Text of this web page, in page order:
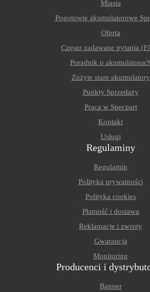
Miasta
Pogotowie akumulatorowe
Oferta
Często zadawane pytania
Poradnik o
Zużyte stare akumulatory
Punkty Sprzedaży
Praca w Specpart
Kontakt
Usługi
Regulaminy
Regulamin
Polityka prywatności
Polityka cookies
Płatność i dostawa
Reklamacje i zwroty
Gwarancja
Monitoring
Producenci i
Banner